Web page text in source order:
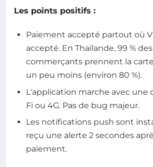
Les points positifs :
Paiement accepté partout où
accepté. En Thaïlande, 99 % des
commerçants prennent la
un peu moins (environ 80 %).
L'application marche avec une
Fi ou 4G. Pas de bug majeur.
Les notifications push sont
reçu une alerte 2 secondes
paiement.